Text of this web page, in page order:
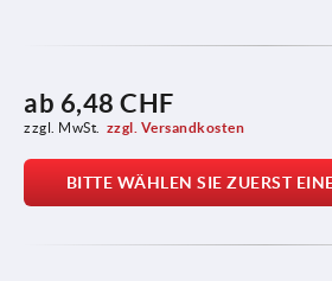
ab 6,48 CHF
zzgl. MwSt. zzgl. Versandkosten
BITTE WÄHLEN SIE ZUERST